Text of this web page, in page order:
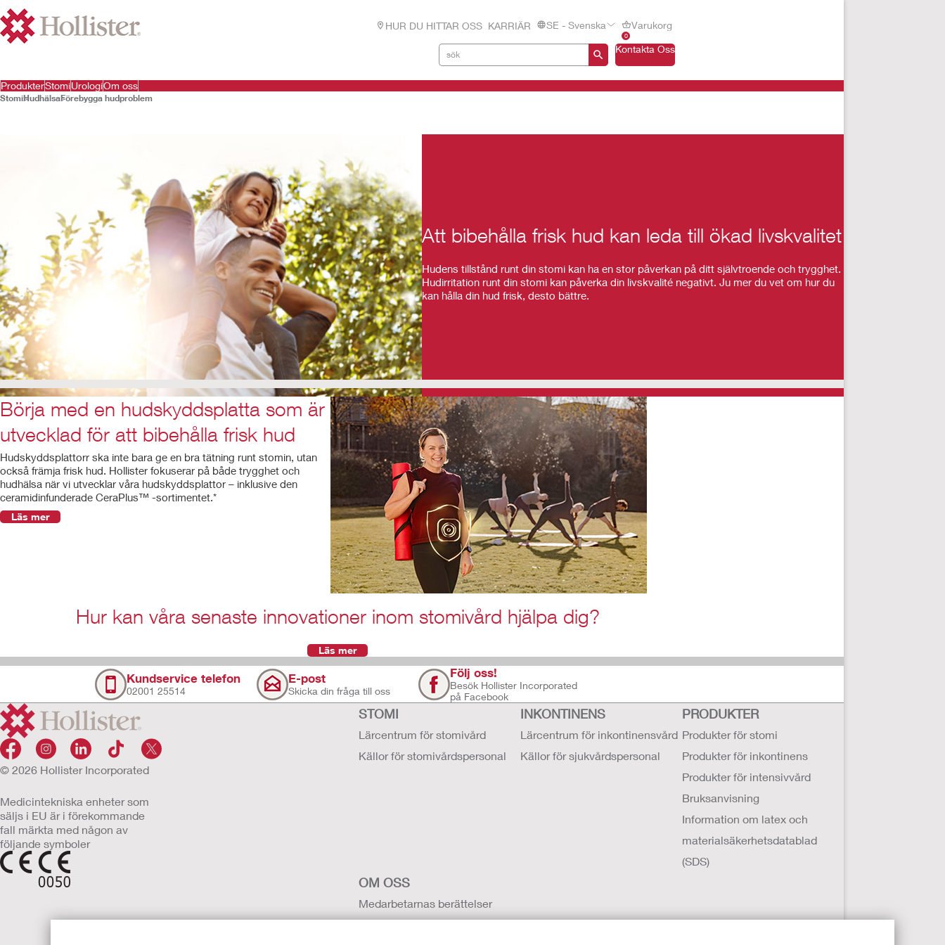
HUR DU HITTAR OSS KARRIÄR SE - Svenska
0
Varukorg
Kontakta Oss
ProdukterStomiUrologiOm oss
StomiHudhälsaFörebygga hudproblem
Att bibehålla frisk hud kan leda till ökad livskvalitet
Hudens tillstånd runt din stomi kan ha en stor påverkan på ditt självtroende och trygghet.
Hudirritation runt din stomi kan påverka din livskvalité negativt. Ju mer du vet om hur du
kan hålla din hud frisk, desto bättre.
Börja med en hudskyddsplatta som är
utvecklad för att bibehålla frisk hud
Hudskyddsplattorr ska inte bara ge en bra tätning runt stomin, utan
också främja frisk hud. Hollister fokuserar på både trygghet och
hudhälsa när vi utvecklar våra hudskyddsplattor – inklusive den
ceramidinfunderade CeraPlus™ -sortimentet.*
Läs mer
Hur kan våra senaste innovationer inom stomivård hjälpa dig?
Läs mer
Kundservice telefon
02001 25514
E-post
Skicka din fråga till oss
Följ oss!
Besök Hollister Incorporated
på Facebook
© 2026 Hollister Incorporated
Medicintekniska enheter som
säljs i EU är i förekommande
fall märkta med någon av
följande symboler
STOMI
Lärcentrum för stomivård
Källor för stomivårdspersonal
INKONTINENS
Lärcentrum för inkontinensvård
Källor för sjukvårdspersonal
PRODUKTER
Produkter för stomi
Produkter för inkontinens
Produkter för intensivvård
Bruksanvisning
Information om latex och
materialsäkerhetsdatablad
(SDS)
OM OSS
Medarbetarnas berättelser
Karriärmöjligheter